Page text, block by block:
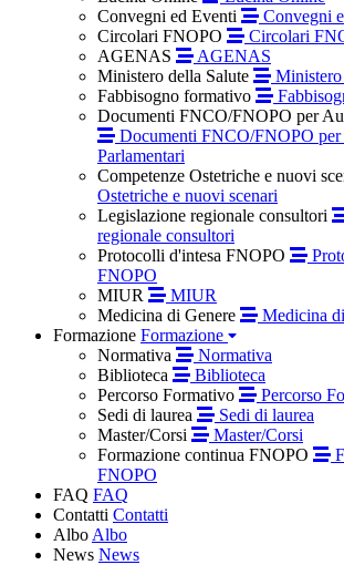
Convegni ed Eventi
Convegni
Circolari FNOPO
Circolari
AGENAS
AGENAS
Ministero della Salute
Ministero
Fabbisogno formativo
Documenti FNCO/FNOPO per
Documenti FNCO/FNOPO
Parlamentari
Competenze Ostetriche e nuovi
Ostetriche e nuovi scenari
Legislazione regionale consultori
regionale consultori
Protocolli d'intesa FNOPO
FNOPO
MIUR
MIUR
Medicina di Genere
Medicina
Formazione Formazione
Normativa
Normativa
Biblioteca
Biblioteca
Percorso Formativo
Percorso
Sedi di laurea
Sedi di laurea
Master/Corsi
Master/Corsi
Formazione continua FNOPO
FNOPO
FAQ FAQ
Contatti Contatti
Albo Albo
News News